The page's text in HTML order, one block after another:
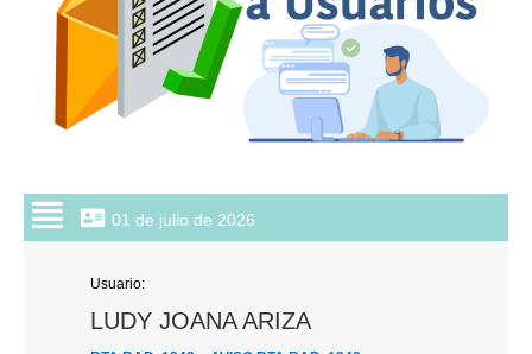
01 de julio de 2026
Usuario:
LUDY JOANA ARIZA